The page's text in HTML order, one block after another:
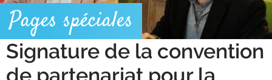
Pages spéciales
Signature de la convention
de partenariat pour la